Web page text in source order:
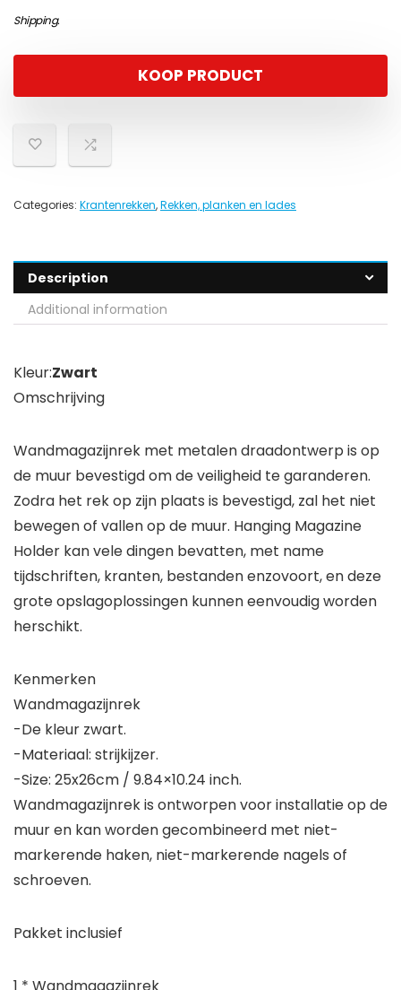
Shipping.
KOOP PRODUCT
Categories: Krantenrekken,Rekken, planken en lades
Description
Additional information
Kleur:Zwart
Omschrijving
Wandmagazijnrek met metalen draadontwerp is op
de muur bevestigd om de veiligheid te garanderen.
Zodra het rek op zijn plaats is bevestigd, zal het niet
bewegen of vallen op de muur. Hanging Magazine
Holder kan vele dingen bevatten, met name
tijdschriften, kranten, bestanden enzovoort, en deze
grote opslagoplossingen kunnen eenvoudig worden
herschikt.
Kenmerken
Wandmagazijnrek
-De kleur zwart.
-Materiaal: strijkijzer.
-Size: 25x26cm / 9.84×10.24 inch.
Wandmagazijnrek is ontworpen voor installatie op de
muur en kan worden gecombineerd met niet-
markerende haken, niet-markerende nagels of
schroeven.
Pakket inclusief